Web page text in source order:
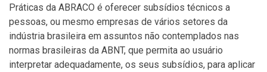
Práticas da ABRACO é oferecer subsídios técnicos a
pessoas, ou mesmo empresas de vários setores da
indústria brasileira em assuntos não contemplados nas
normas brasileiras da ABNT, que permita ao usuário
interpretar adequadamente, os seus subsídios, para aplicar